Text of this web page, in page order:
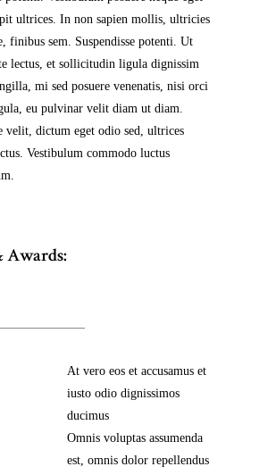
ultrices. In non sapien mollis, ultricies
finibus sem. Suspendisse potenti. Ut
lectus, et sollicitudin ligula dignissim
mi sed posuere venenatis, nisi orci
eu pulvinar velit diam ut diam.
velit, dictum eget odio sed, ultrices
Vestibulum commodo luctus
Awards:
At vero eos et accusamus et
iusto odio dignissimos
ducimus
Omnis voluptas assumenda
est, omnis dolor repellendus